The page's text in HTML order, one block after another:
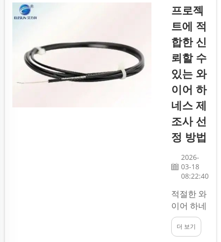
합니다.
와이어 하
네스는 전
력과 신호
를 전달하
기 위해 함
께 작동하
는 여러 개
의 전선으
로 구성된
장치입니
다. 최고
이어 하네
스 공급업
곳: 우수
한 와이어
하네스 공
급업체를
프로젝
트에 적
합한 신
뢰할 수
있는 와
이어 하
네스 제
조사 선
정 방법
2026-
03-18
08:22:40
적절한 와
이어 하네
스 제조업
체를 선택
더 보기